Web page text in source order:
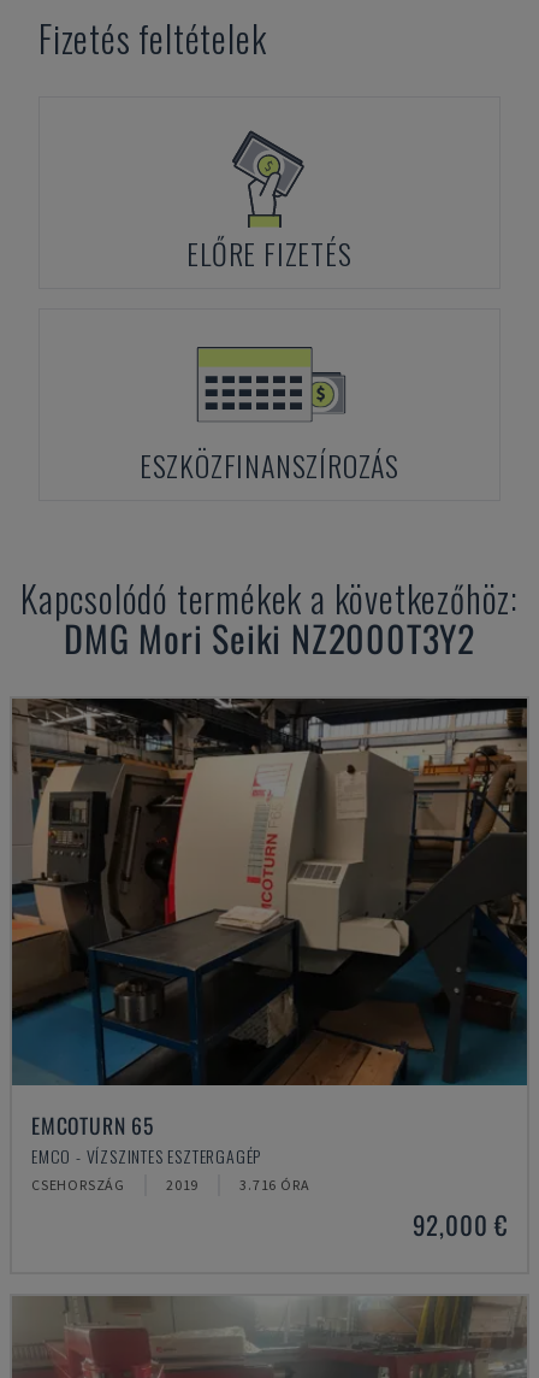
Fizetés feltételek
ELŐRE FIZETÉS
ESZKÖZFINANSZÍROZÁS
Kapcsolódó termékek a következőhöz:
DMG Mori Seiki NZ2000T3Y2
EMCOTURN 65
EMCO - VÍZSZINTES ESZTERGAGÉP
CSEHORSZÁG 2019 3.716 ÓRA
92,000 €